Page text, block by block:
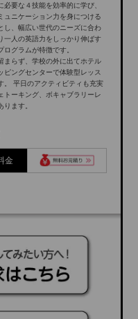
必要な４技能を効率的に学び、
ュニケーション力を身につける
し、幅広い世代のニーズに合わ
一人の英語力をしっかり伸ばす
ログラムが特徴です。
まらず、学校の外に出てホテル
ピングセンターで体験型レッス
。 平日のアクティビティも充実
トーキング、ボキャブラリーレ
ます。
金